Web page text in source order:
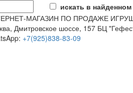
искать в найденном
МАГАЗИН ПО ПРОДАЖЕ
Дмитровское шоссе, 157 БЦ
+7(925)838-83-09